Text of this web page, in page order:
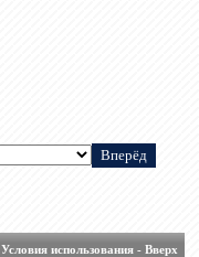
Условия использования- Вверх